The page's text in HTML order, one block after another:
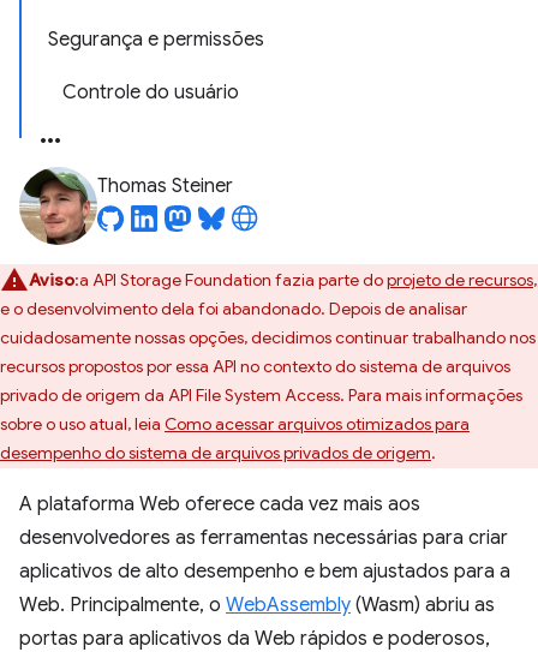
Segurança e permissões
Controle do usuário
Thomas Steiner
Aviso:a API Storage Foundation fazia parte doprojeto de recursos,
e o desenvolvimento dela foi abandonado. Depois de analisar
cuidadosamente nossas opções, decidimos continuar trabalhando nos
recursos propostos por essa API no contexto do sistema de arquivos
privado de origem da API File System Access. Para mais informações
sobre o uso atual, leia Como acessar arquivos otimizados para
desempenho do sistema de arquivos privados de origem.
A plataforma Web oferece cada vez mais aos
desenvolvedores as ferramentas necessárias para criar
aplicativos de alto desempenho e bem ajustados para a
Web. Principalmente, o WebAssembly (Wasm) abriu as
portas para aplicativos da Web rápidos e poderosos,